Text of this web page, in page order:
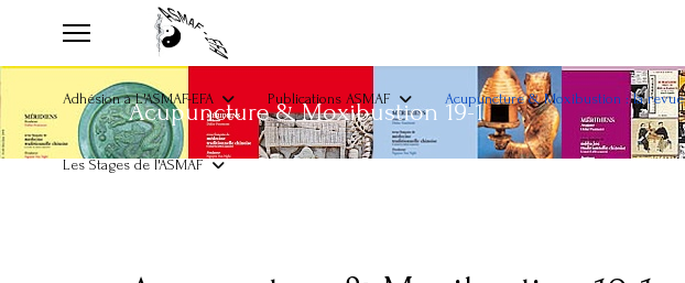
Adhésion à L'ASMAF-EFA Publications ASMAF Acupuncture & Moxibustion : la revue
Les Stages de l'ASMAF
Acupuncture & Moxibustion 19-1